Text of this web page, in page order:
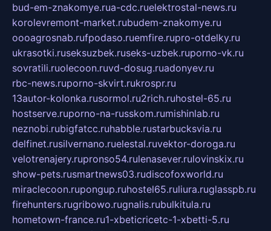
bud-em-znakomye.rua-cdc.ruelektrostal-news.ru
korolevremont-market.rubudem-znakomye.ru
oooagrosnab.rufpodaso.ruemfire.rupro-otdelky.ru
ukrasotki.ruseksuzbek.ruseks-uzbek.ruporno-vk.ru
sovratili.ruolecoon.ruvd-dosug.ruadonyev.ru
rbc-news.ruporno-skvirt.rukrospr.ru
13autor-kolonka.rusormol.ru2rich.ruhostel-65.ru
hostserve.ruporno-na-russkom.rumishinlab.ru
neznobi.rubigfatcc.ruhabble.rustarbucksvia.ru
delfinet.rusilvernano.ruelestal.ruvektor-doroga.ru
velotrenajery.rupronso54.rulenasever.rulovinskix.ru
show-pets.rusmartnews03.rudiscofoxworld.ru
miraclecoon.rupongup.ruhostel65.ruliura.ruglasspb.ru
firehunters.rugribowo.rugnalis.rubulkitula.ru
hometown-france.ru1-xbeticricetc-1-xbetti-5.ru